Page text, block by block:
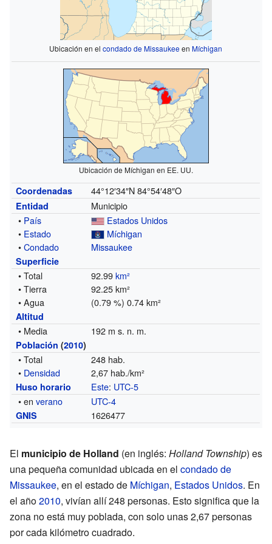
Ubicación en elcondado de MissaukeeenMíchigan
Ubicación de Míchigan en EE. UU.
Coordenadas 44°12′34″N 84°54′48″O
Entidad
Municipio
• País
Estados Unidos
• Estado
Míchigan
•Condado Missaukee
Superficie
• Total 92.99km²
• Tierra
92.25 km²
• Agua
(0.79 %) 0.74 km²
Altitud
• Media 192 m s. n. m.
Población (2010)
• Total
248 hab.
• Densidad 2,67 hab./km²
Huso horario Este: UTC-5
• enverano UTC-4
GNIS 1626477
El municipio de Holland (en inglés: Holland Township) es
una pequeña comunidad ubicada en el condado de
Missaukee, en el estado de Míchigan, Estados Unidos. En
el año2010, vivían allí 248 personas. Esto significa que la
zona no está muy poblada, con solo unas 2,67 personas
por cada kilómetro cuadrado.